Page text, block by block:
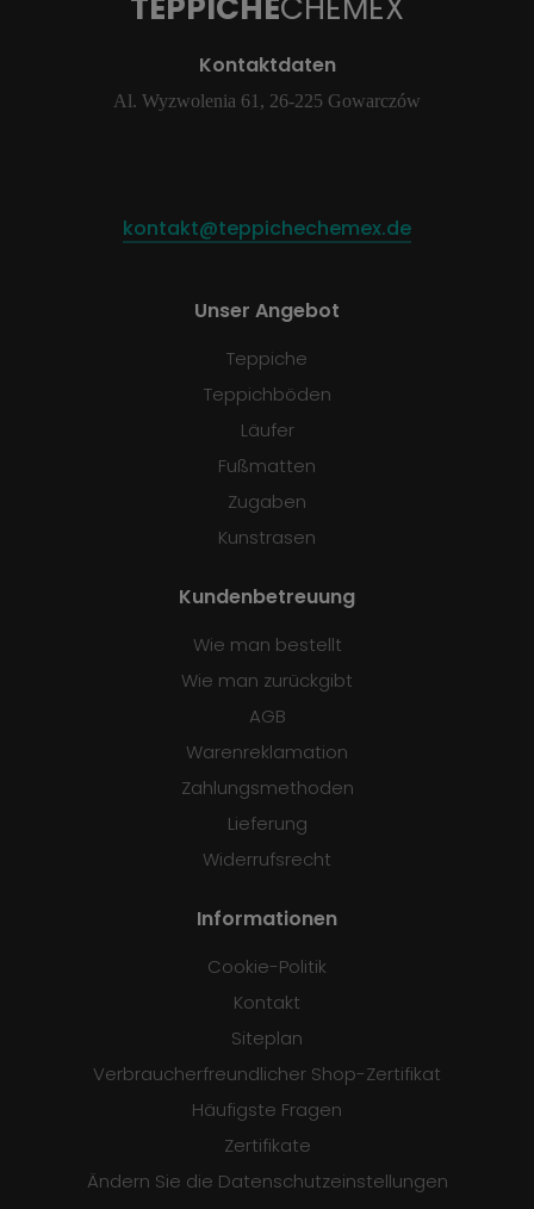
Kontaktdaten
Al. Wyzwolenia 61, 26-225 Gowarczów
kontakt@teppichechemex.de
Unser Angebot
Teppiche
Teppichböden
Läufer
Fußmatten
Zugaben
Kunstrasen
Kundenbetreuung
Wie man bestellt
Wie man zurückgibt
AGB
Warenreklamation
Zahlungsmethoden
Lieferung
Widerrufsrecht
Informationen
Cookie-Politik
Kontakt
Siteplan
Verbraucherfreundlicher Shop-Zertifikat
Häufigste Fragen
Zertifikate
Ändern Sie die Datenschutzeinstellungen